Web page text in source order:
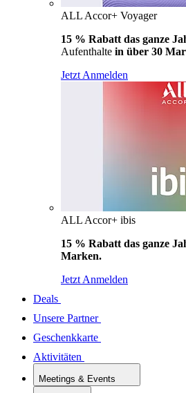
ALL Accor+ Voyager
15 % Rabatt das ganze
Aufenthalte in über 30
Jetzt Anmelden
ALL Accor+ ibis
15 % Rabatt das ganze
Marken.
Jetzt Anmelden
Deals
Unsere Partner
Geschenkkarte
Aktivitäten
Meetings & Events